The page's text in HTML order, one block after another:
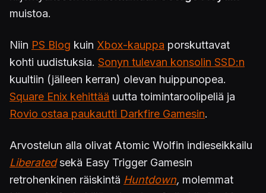
muistoa.
Niin PS Blog kuin Xbox-kauppa porskuttavat
kohti uudistuksia. Sonyn tulevan konsolin SSD:n
kuultiin (jälleen kerran) olevan huippunopea.
Square Enix kehittää uutta toimintaroolipeliä ja
Rovio ostaa paukautti Darkfire Gamesin.
Arvostelun alla olivat Atomic Wolfin indieseikkailu
Liberated sekä Easy Trigger Gamesin
retrohenkinen räiskintä Huntdown, molemmat